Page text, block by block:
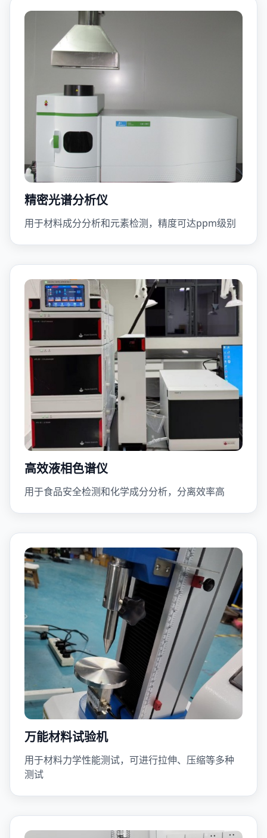
精密光谱分析仪
用于材料成分分析和元素检测，精度可达ppm级别
高效液相色谱仪
用于食品安全检测和化学成分分析，分离效率高
万能材料试验机
用于材料力学性能测试，可进行拉伸、压缩等多种
测试